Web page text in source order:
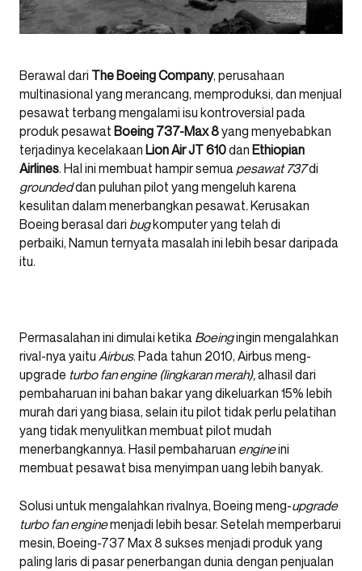
Berawal dari The Boeing Company, perusahaan
multinasional yang merancang, memproduksi, dan menjual
pesawat terbang mengalami isu kontroversial pada
produk pesawat Boeing 737-Max 8yang menyebabkan
terjadinya kecelakaan Lion Air JT 610dan Ethiopian
Airlines. Hal ini membuat hampir semua pesawat 737di
groundeddan puluhan pilot yang mengeluh karena
kesulitan dalam menerbangkan pesawat.Kerusakan
Boeing berasal dari bugkomputer yang telah di
perbaiki, Namun ternyata masalah ini lebih besar daripada
itu.
Permasalahan ini dimulai ketika Boeingingin mengalahkan
rival-nya yaitu Airbus. Pada tahun 2010, Airbus meng-
upgrade turbo fan engine (lingkaran merah),alhasil dari
pembaharuan ini bahan bakar yang dikeluarkan 15% lebih
murah dari yang biasa, selain itu pilot tidak perlu pelatihan
yang tidak menyulitkan membuat pilot mudah
menerbangkannya. Hasil pembaharuan engineini
membuat pesawat bisa menyimpan uang lebih banyak.
Solusi untuk mengalahkan rivalnya, Boeing meng-upgrade
turbo fan enginemenjadi lebih besar. Setelah memperbarui
mesin, Boeing-737 Max 8 sukses menjadi produk yang
paling laris di pasar penerbangan dunia dengan penjualan